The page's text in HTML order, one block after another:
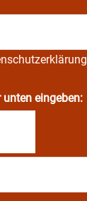
unten eingeben: